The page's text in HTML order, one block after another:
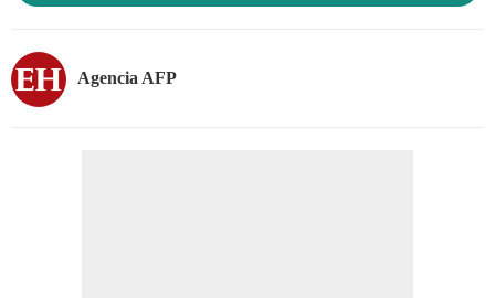
Agencia AFP